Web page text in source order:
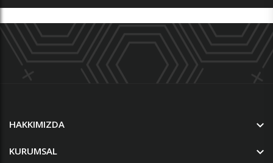
HAKKIMIZDA
KURUMSAL